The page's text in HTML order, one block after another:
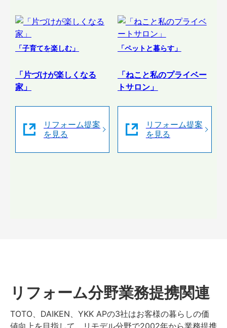
「子育てを楽しむ」
「片づけが楽しくなる
家」
リフォーム提案
を見る
「ペットと暮らす」
「ねこと私のプライベー
トサロン」
リフォーム提案
を見る
リフォーム分野業務提携関連
TOTO、DAIKEN、YKK APの3社はお客様の暮らしの価